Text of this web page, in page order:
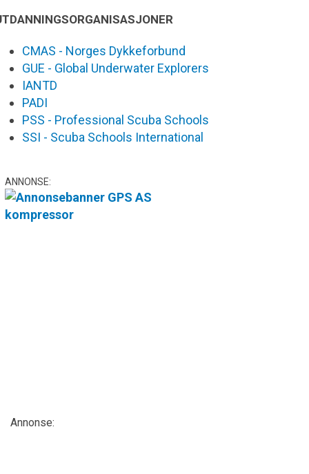
CMAS - Norges Dykkeforbund
GUE - Global Underwater Explorers
IANTD
PADI
PSS - Professional Scuba Schools
SSI - Scuba Schools International
ANNONSE:
Annonse: